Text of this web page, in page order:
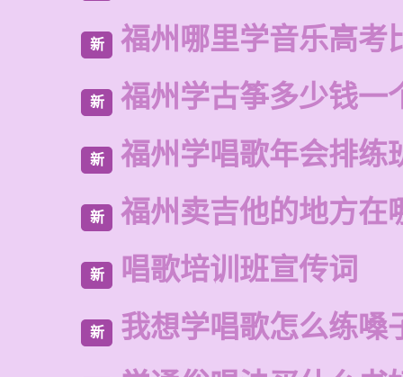
新 福州哪里学音乐高考
新 福州学古筝多少钱一
新 福州学唱歌年会排练
新 福州卖吉他的地方在
新 唱歌培训班宣传词
新 我想学唱歌怎么练嗓